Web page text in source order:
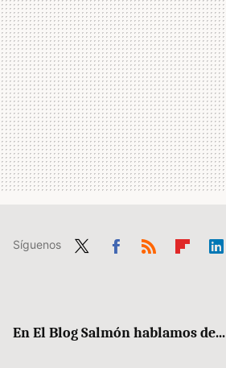
Síguenos
En El Blog Salmón hablamos de...